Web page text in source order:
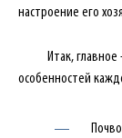
настроение его
Итак,
особенностей